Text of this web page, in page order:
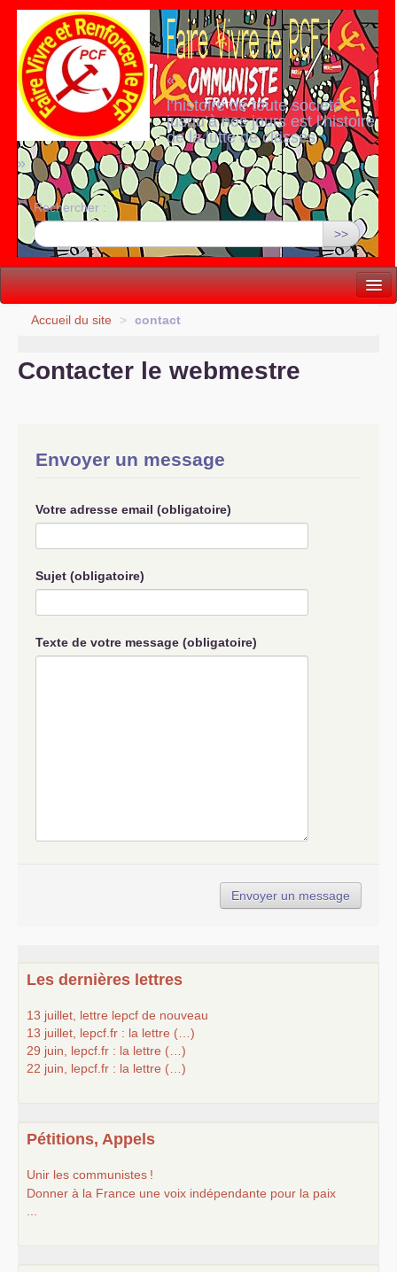
«
l’histoire de toute société
jusqu’à nos jours est l’histoire
de la lutte de classes
»
Rechercher :
>>
Vie politique
Comprendre...
Accueil du site > contact
Contacter le webmestre
Envoyer un message
Votre adresse email (obligatoire)
Sujet (obligatoire)
Texte de votre message (obligatoire)
Les dernières lettres
13 juillet, lettre lepcf de nouveau
13 juillet, lepcf.fr : la lettre (…)
29 juin, lepcf.fr : la lettre (…)
22 juin, lepcf.fr : la lettre (…)
Pétitions, Appels
Unir les communistes !
Donner à la France une voix indépendante pour la paix